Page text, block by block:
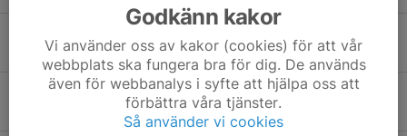
26 feb, 13:40 0
Kära funktionärer - TACK!
8 feb, 12:45 0
Godkänn kakor
Vi använder oss av kakor (cookies) för att vår
webbplats ska fungera bra för dig. De används
även för webbanalys i syfte att hjälpa oss att
förbättra våra tjänster.
Så använder vi cookies